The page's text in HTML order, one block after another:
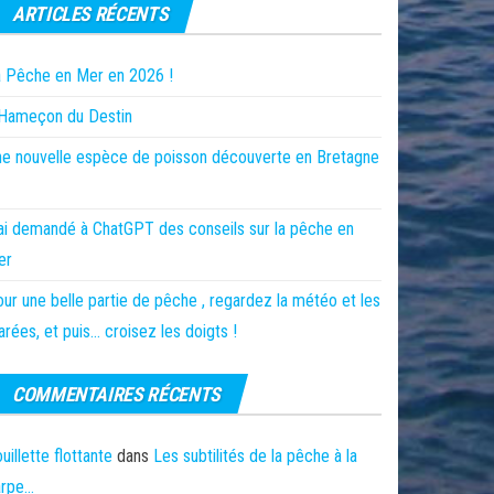
ARTICLES RÉCENTS
Pêche en Mer en 2026 !
du Destin
nouvelle espèce de poisson découverte en Bretagne
demandé à ChatGPT des conseils sur la pêche en
une belle partie de pêche , regardez la météo et les
et puis… croisez les doigts !
COMMENTAIRES RÉCENTS
flottante dans Les subtilités de la pêche à la